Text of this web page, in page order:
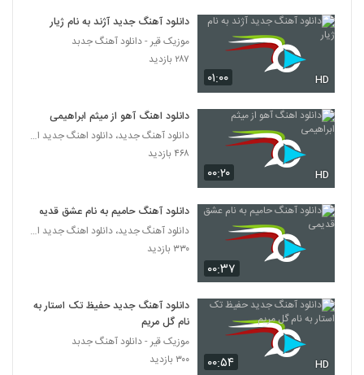
رضا رضانژاد آهنگ تشویش
46
Pouriya Salehi Barat Moteasefam
۲۳۹ بازدید
دانلود آهنگ حسین ام سی تی پیش تو
(Hossein Mct Pishe To)
۱۸۶ بازدید
دانلود آهنگ دنیا دنیا از محمد فتحی به همراه
متن ترانه
49
۲۶۴ بازدید
دانلود آهنگ به روم نیار از نیما صادقی
۲۰۶ بازدید
۰۱:۰۰ HD
دانلود آهنگ جدید آژند به نام ژیار
موزیک قیر - دانلود آهنگ جدبد
۲۸۷ بازدید
۰۰:۲۰ HD
دانلود اهنگ آهو از میثم ابراهیمی
دانلود آهنگ جدید، دانلود اهنگ جدید ایرانی
۴۶۸ بازدید
۰۰:۳۷
دانلود آهنگ حامیم به نام عشق قدیمی
دانلود آهنگ جدید، دانلود اهنگ جدید ایرانی
۳۳۰ بازدید
۰۰:۵۴ HD
دانلود آهنگ جدید حفیظ تک استار به
نام گل مریم
موزیک قیر - دانلود آهنگ جدبد
۳۰۰ بازدید